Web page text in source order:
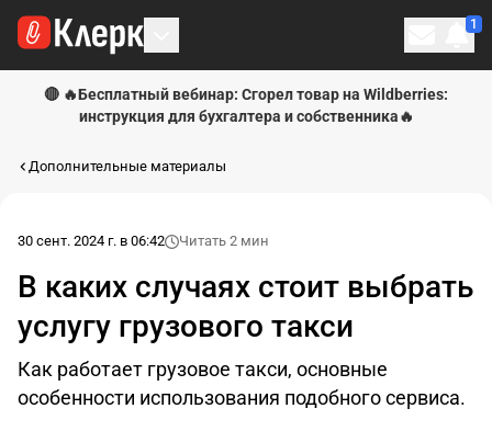
1
🔴 🔥Бесплатный вебинар: Сгорел товар на Wildberries:
инструкция для бухгалтера и собственника🔥
Дополнительные материалы
30 сент. 2024 г. в 06:42 Читать 2 мин
В каких случаях стоит выбрать
услугу грузового такси
Как работает грузовое такси, основные
особенности использования подобного сервиса.